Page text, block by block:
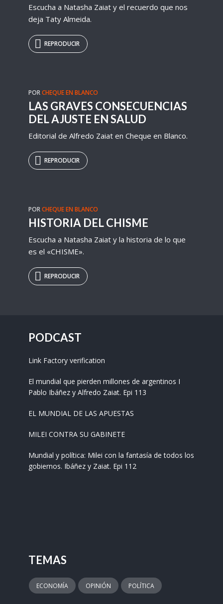
Escucha a Natasha Zaiat y el recuerdo que nos
deja Taty Almeida.
REPRODUCIR
PORCHEQUE EN BLANCO
LAS GRAVES CONSECUENCIAS
DEL AJUSTE EN SALUD
Editorial de Alfredo Zaiat en Cheque en Blanco.
REPRODUCIR
PORCHEQUE EN BLANCO
HISTORIA DEL CHISME
Escucha a Natasha Zaiat y la historia de lo que
es el «CHISME».
REPRODUCIR
PODCAST
Link Factory verification
El mundial que pierden millones de argentinos I
Pablo Ibáñez y Alfredo Zaiat. Epi 113
EL MUNDIAL DE LAS APUESTAS
MILEI CONTRA SU GABINETE
Mundial y política: Milei con la fantasía de todos los
gobiernos. Ibáñez y Zaiat. Epi 112
TEMAS
ECONOMÍA OPINIÓN POLÍTICA